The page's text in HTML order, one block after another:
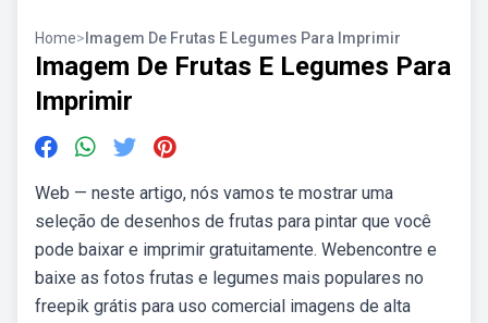
Home> Imagem De Frutas E Legumes Para Imprimir
Imagem De Frutas E Legumes Para
Imprimir
Web — neste artigo, nós vamos te mostrar uma
seleção de desenhos de frutas para pintar que você
pode baixar e imprimir gratuitamente. Webencontre e
baixe as fotos frutas e legumes mais populares no
freepik grátis para uso comercial imagens de alta